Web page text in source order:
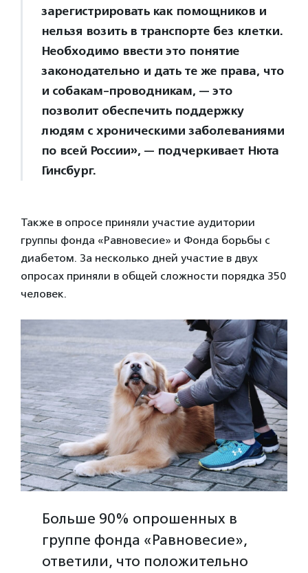
зарегистрировать как помощников и
нельзя возить в транспорте без клетки.
Необходимо ввести это понятие
законодательно и дать те же права, что
и собакам-проводникам, — это
позволит обеспечить поддержку
людям с хроническими заболеваниями
по всей России», — подчеркивает Нюта
Гинсбург.
Также в опросе приняли участие аудитории
группы фонда «Равновесие» и Фонда борьбы с
диабетом. За несколько дней участие в двух
опросах приняли в общей сложности порядка 350
человек.
Больше 90% опрошенных в
группе фонда «Равновесие»,
ответили, что положительно